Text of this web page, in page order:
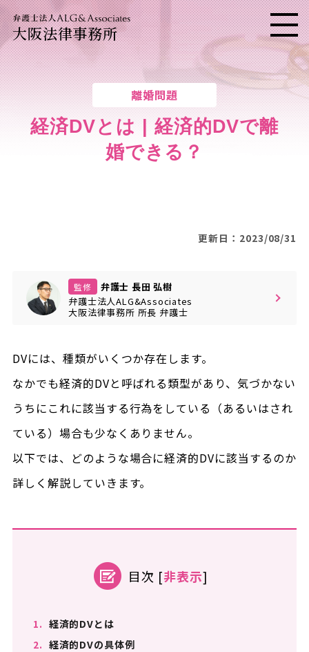
大阪法律事務所 メニ
離婚問題
経済DVとは | 経済的DVで離
婚できる？
更新日：2023/08/31
監修
弁護士 長田 弘樹
弁護士法人ALG&Associates
大阪法律事務所 所長 弁護士
DVには、種類がいくつか存在します。
なかでも経済的DVと呼ばれる類型があり、気づかない
うちにこれに該当する行為をしている（あるいはされ
ている）場合も少なくありません。
以下では、どのような場合に経済的DVに該当するのか
詳しく解説していきます。
目次 [非表示]
1. 経済的DVとは
2. 経済的DVの具体例